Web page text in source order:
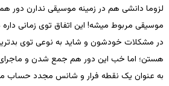
لزوما دانشی هم در زمینه موسیقی ندارن دور
موسیقی مربوط میشه! این اتفاق توی زمانی
در مشکلات خودشون و شاید به نوعی توی
هستن؛ اما خب این دور هم جمع شدن و ماجرای
به عنوان یک نقطه فرار و شانس مجدد حساب